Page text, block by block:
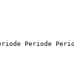
Periode